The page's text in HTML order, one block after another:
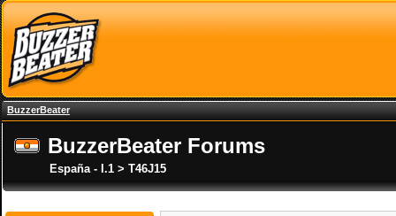
BuzzerBeater
BuzzerBeater Forums
España - I.1 > T46J15